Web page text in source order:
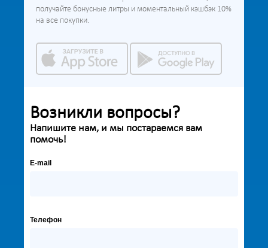
получайте бонусные литры и моментальный кэшбэк 10%
на все покупки.
Возникли вопросы?
Напишите нам, и мы постараемся вам
помочь!
E-mail
Телефон